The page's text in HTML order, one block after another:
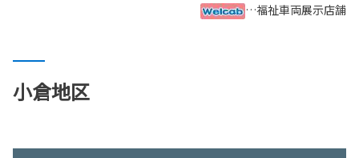
…福祉車両展示店舗
小倉地区